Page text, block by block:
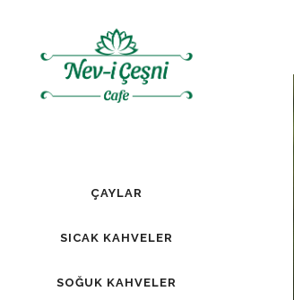
ÇAYLAR
SICAK KAHVELER
SOĞUK KAHVELER